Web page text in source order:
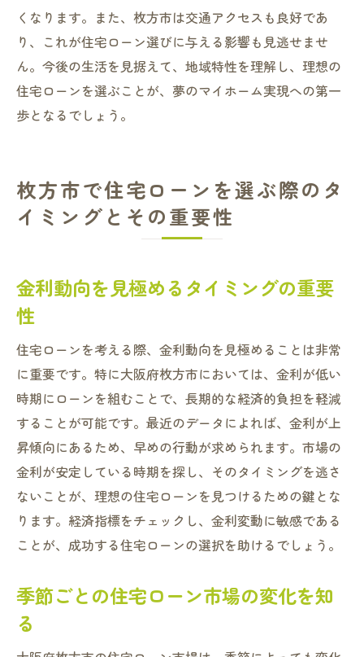
くなります。また、枚方市は交通アクセスも良好であ
り、これが住宅ローン選びに与える影響も見逃せませ
ん。今後の生活を見据えて、地域特性を理解し、理想の
住宅ローンを選ぶことが、夢のマイホーム実現への第一
歩となるでしょう。
枚方市で住宅ローンを選ぶ際のタ
イミングとその重要性
金利動向を見極めるタイミングの重要
性
住宅ローンを考える際、金利動向を見極めることは非常
に重要です。特に大阪府枚方市においては、金利が低い
時期にローンを組むことで、長期的な経済的負担を軽減
することが可能です。最近のデータによれば、金利が上
昇傾向にあるため、早めの行動が求められます。市場の
金利が安定している時期を探し、そのタイミングを逃さ
ないことが、理想の住宅ローンを見つけるための鍵とな
ります。経済指標をチェックし、金利変動に敏感である
ことが、成功する住宅ローンの選択を助けるでしょう。
季節ごとの住宅ローン市場の変化を知
る